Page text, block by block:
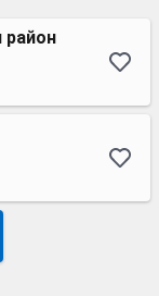
район